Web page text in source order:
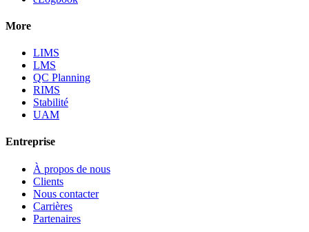
More
LIMS
LMS
QC Planning
RIMS
Stabilité
UAM
Entreprise
À propos de nous
Clients
Nous contacter
Carrières
Partenaires